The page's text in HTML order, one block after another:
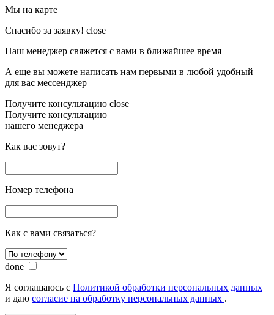
Мы на карте
Спасибо за заявку! close
Наш менеджер свяжется с вами в ближайшее время
А еще вы можете написать нам первыми в любой удобный
для вас мессенджер
Получите консультацию close
Получите консультацию
нашего менеджера
Как вас зовут?
Номер телефона
Как с вами связаться?
done
Я соглашаюсь с Политикой обработки персональных данных
и даю согласие на обработку персональных данных .